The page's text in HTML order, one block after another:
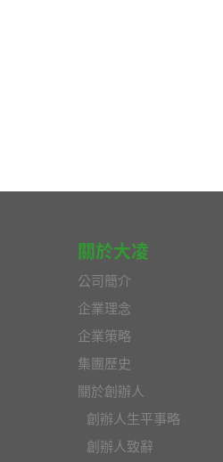
關於大凌
公司簡介
企業理念
企業策略
集團歷史
關於創辦人
創辦人生平事略
創辦人致辭